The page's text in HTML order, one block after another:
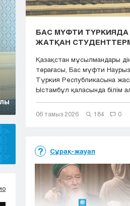
БАС МҮФТИ ТҮРКИЯДА
ЖАТҚАН
Қазақстан мұсылмандары
төрағасы, Бас мүфти
Түркия Республикасына
Ыстамбұл қаласында білім
06 тамыз 2026 184 0
Сұрақ-жауап